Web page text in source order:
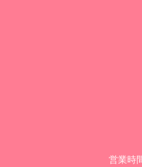
営業時